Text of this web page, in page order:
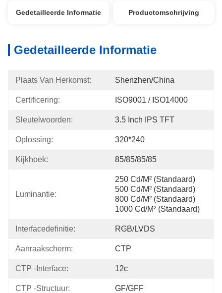
Gedetailleerde Informatie Productomschrijving
Gedetailleerde Informatie
Plaats Van Herkomst: Shenzhen/China
Certificering: ISO9001 / ISO14000
Sleutelwoorden: 3.5 Inch IPS TFT
Oplossing: 320*240
Kijkhoek: 85/85/85/85
Luminantie:
250 Cd/m² (standaard)
500 Cd/m² (standaard)
800 Cd/m² (standaard)
1000 Cd/m² (standaard)
Interfacedefinitie: RGB/LVDS
Aanraakscherm: CTP
CTP -interface: 12c
CTP -structuur: GF/GFF